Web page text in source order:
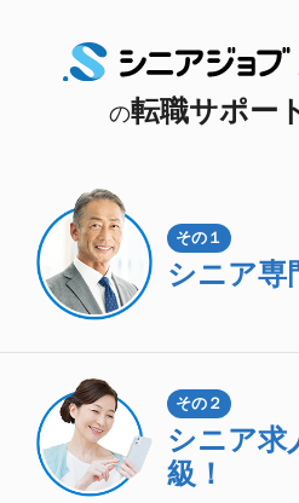
の転職サポー
その１
シニア専
その２
シニア求
級！